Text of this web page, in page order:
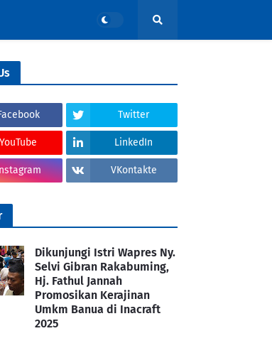
Twitter
YouTube LinkedIn
VKontakte
Dikunjungi Istri Wapres Ny.
Selvi Gibran Rakabuming,
Hj. Fathul Jannah
Promosikan Kerajinan
Umkm Banua di Inacraft
2025